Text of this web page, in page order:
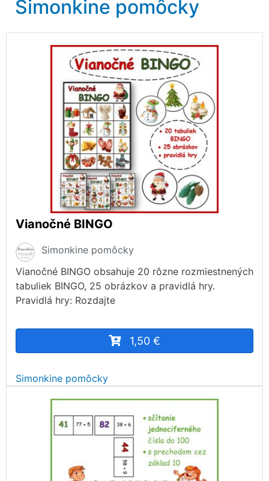
Simonkine pomôcky
Vianočné BINGO
Simonkine pomôcky
Vianočné BINGO obsahuje 20 rôzne rozmiestnených
tabuliek BINGO, 25 obrázkov a pravidlá hry.
Pravidlá hry: Rozdajte
1,50 €
Simonkine pomôcky